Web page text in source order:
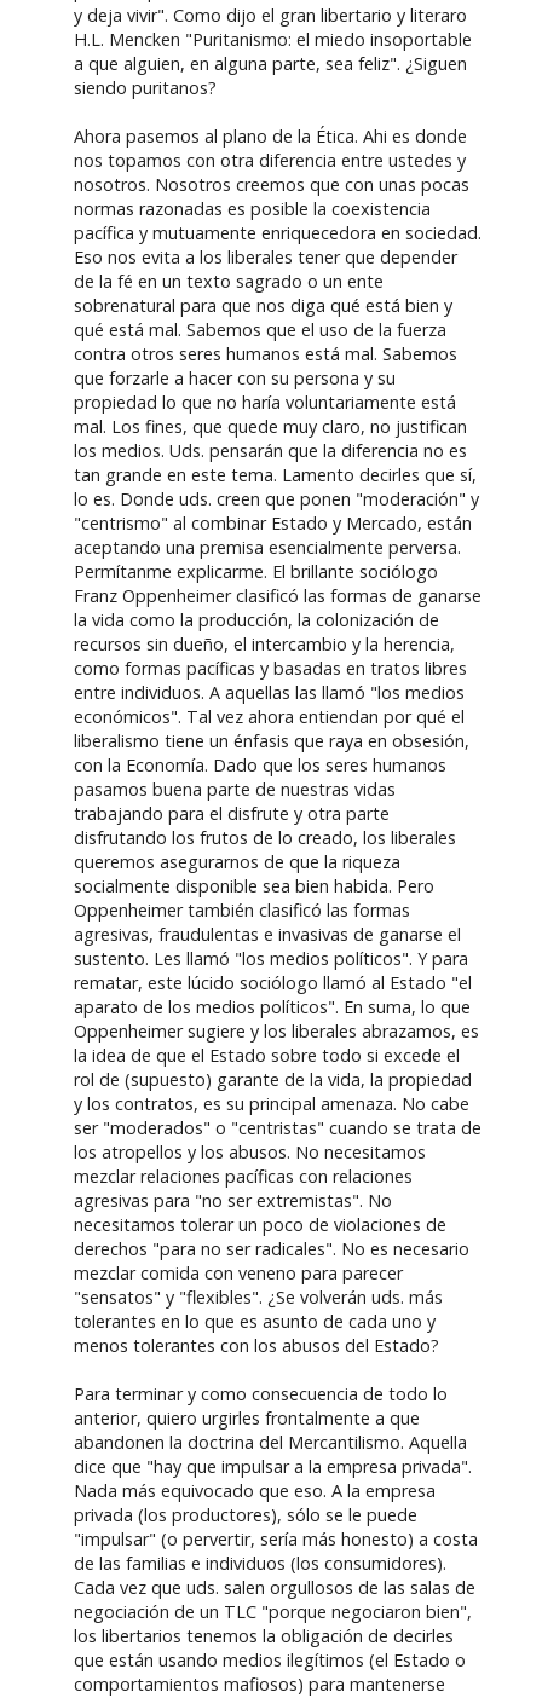
y deja vivir". Como dijo el gran libertario y literaro
H.L. Mencken "Puritanismo: el miedo insoportable
a que alguien, en alguna parte, sea feliz". ¿Siguen
siendo puritanos?
Ahora pasemos al plano de la Ética. Ahi es donde
nos topamos con otra diferencia entre ustedes y
nosotros. Nosotros creemos que con unas pocas
normas razonadas es posible la coexistencia
pacífica y mutuamente enriquecedora en sociedad.
Eso nos evita a los liberales tener que depender
de la fé en un texto sagrado o un ente
sobrenatural para que nos diga qué está bien y
qué está mal. Sabemos que el uso de la fuerza
contra otros seres humanos está mal. Sabemos
que forzarle a hacer con su persona y su
propiedad lo que no haría voluntariamente está
mal. Los fines, que quede muy claro, no justifican
los medios. Uds. pensarán que la diferencia no es
tan grande en este tema. Lamento decirles que sí,
lo es. Donde uds. creen que ponen "moderación" y
"centrismo" al combinar Estado y Mercado, están
aceptando una premisa esencialmente perversa.
Permítanme explicarme. El brillante sociólogo
Franz Oppenheimer clasificó las formas de ganarse
la vida como la producción, la colonización de
recursos sin dueño, el intercambio y la herencia,
como formas pacíficas y basadas en tratos libres
entre individuos. A aquellas las llamó "los medios
económicos". Tal vez ahora entiendan por qué el
liberalismo tiene un énfasis que raya en obsesión,
con la Economía. Dado que los seres humanos
pasamos buena parte de nuestras vidas
trabajando para el disfrute y otra parte
disfrutando los frutos de lo creado, los liberales
queremos asegurarnos de que la riqueza
socialmente disponible sea bien habida. Pero
Oppenheimer también clasificó las formas
agresivas, fraudulentas e invasivas de ganarse el
sustento. Les llamó "los medios políticos". Y para
rematar, este lúcido sociólogo llamó al Estado "el
aparato de los medios políticos". En suma, lo que
Oppenheimer sugiere y los liberales abrazamos, es
la idea de que el Estado sobre todo si excede el
rol de (supuesto) garante de la vida, la propiedad
y los contratos, es su principal amenaza. No cabe
ser "moderados" o "centristas" cuando se trata de
los atropellos y los abusos. No necesitamos
mezclar relaciones pacíficas con relaciones
agresivas para "no ser extremistas". No
necesitamos tolerar un poco de violaciones de
derechos "para no ser radicales". No es necesario
mezclar comida con veneno para parecer
"sensatos" y "flexibles". ¿Se volverán uds. más
tolerantes en lo que es asunto de cada uno y
menos tolerantes con los abusos del Estado?
Para terminar y como consecuencia de todo lo
anterior, quiero urgirles frontalmente a que
abandonen la doctrina del Mercantilismo. Aquella
dice que "hay que impulsar a la empresa privada".
Nada más equivocado que eso. A la empresa
privada (los productores), sólo se le puede
"impulsar" (o pervertir, sería más honesto) a costa
de las familias e individuos (los consumidores).
Cada vez que uds. salen orgullosos de las salas de
negociación de un TLC "porque negociaron bien",
los libertarios tenemos la obligación de decirles
que están usando medios ilegítimos (el Estado o
comportamientos mafiosos) para mantenerse